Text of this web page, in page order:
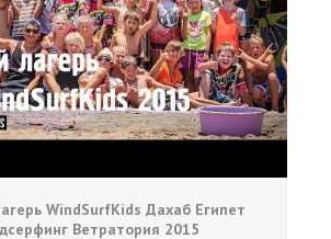
WindSurfKids Дахаб Египет
Ветратория 2015